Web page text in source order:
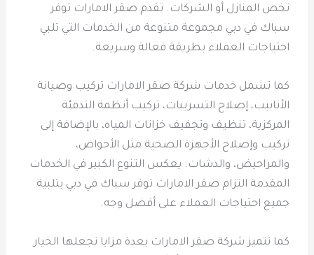
تخص المنازل أو الشركات. تقدم صقر الامارات توفر
سباك في دبي مجموعة متنوعة من الخدمات التي تلبي
احتياجات العملاء بطريقة فعالة وسريعة.
كما تشمل خدمات شركة صقر الامارات تركيب وصيانة
الأنابيب، إصلاح التسريبات، تركيب أنظمة التدفئة
المركزية، تنظيف وتجفيف خزانات المياه، بالإضافة إلى
تركيب وإصلاح الأجهزة الصحية مثل الأحواض،
والمراحيض، والدشات. يعكس التنوع الكبير في الخدمات
المقدمة التزام صقر الامارات توفر سباك في دبي بتلبية
جميع احتياجات العملاء على أفضل وجه.
كما تتميز شركة صقر الامارات بعدة مزايا تجعلها الخيار